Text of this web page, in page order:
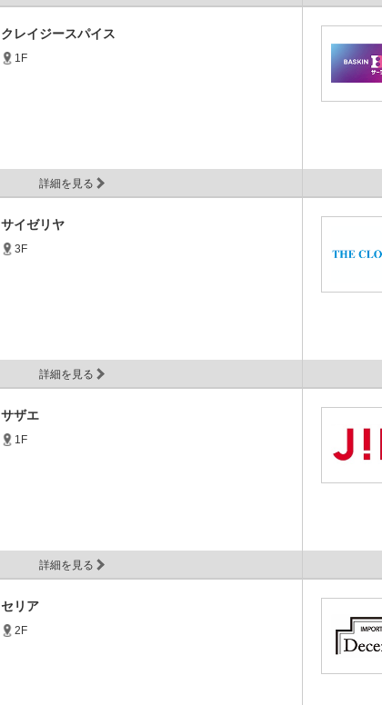
クレイジースパイス
1F
詳細を見る
サイゼリヤ
3F
詳細を見る
サザエ
1F
詳細を見る
セリア
2F